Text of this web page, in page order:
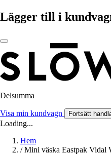
Lägger till i
Delsumma
Visa min kundvagn Fortsätt
Loading...
Hem
/ Mini väska Eastpak Vidal